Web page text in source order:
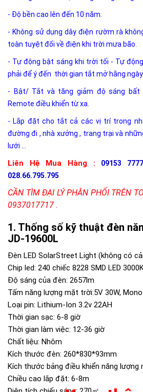
- Độ bền cao lên đến 10 năm.
- Không sử dụng dây điện rườm rà
toàn tuyệt đối về điện khi trời mưa bão.
- Tự động bật sáng khi trời tối - Tự
phải để ý đến thời gian tắt mở hằng ngày.
- Bật/ Tắt và tăng giảm độ sáng bất
Remote điều khiển từ xa.
- Lắp đặt cho tắt cả các vị trí trong
đường đi , nhà xưởng , trang trại và
lưới ...
Liên Hệ Mua Hàng :
09153
028.66.795.795
CẦN TÌM ĐẠI LÝ PHÂN PHỐI TRÊN
0937017717 .
Thống số kỹ thuật đèn
JD-19600L
Đèn LED SolarStreet Light (không có
Chip led: 240 chiếc 8228 SMD LED
Độ sáng của đèn: 2657lm
Tấm năng lượng mặt trời:5V 30W,
Loại pin: Lithium-Ion 3.2v 22AH
Thời gian sạc: 6-8 giờ
Thời gian làm việc: 12-36 giờ
Chất liệu: Nhôm
Kích thước đèn: 260*830*93mm
Kích thước bảng điều khiển năng
Chiều cao lắp đặt: 6-8m